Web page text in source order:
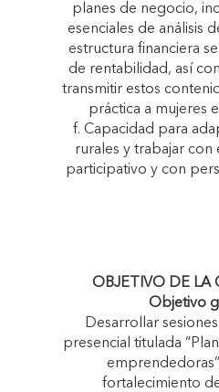
planes de negocio,
esenciales de análisis
estructura financiera
de rentabilidad, así
transmitir estos
práctica a mujeres
f. Capacidad para
rurales y trabajar con
participativo y con
OBJETIVO DE LA
Objetivo
Desarrollar
presencial titulada
fortalecimiento